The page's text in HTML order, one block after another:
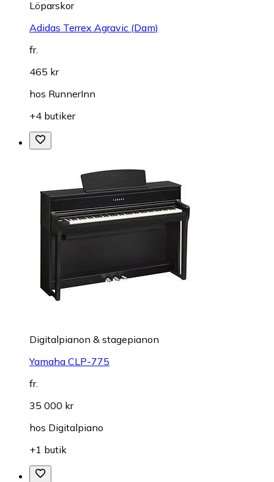
Löparskor
Adidas Terrex Agravic (Dam)
fr.
465 kr
hos RunnerInn
+4 butiker
Digitalpianon & stagepianon
Yamaha CLP-775
fr.
35 000 kr
hos Digitalpiano
+1 butik